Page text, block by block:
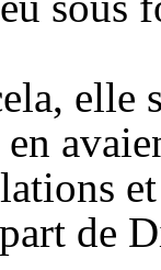
elle
de